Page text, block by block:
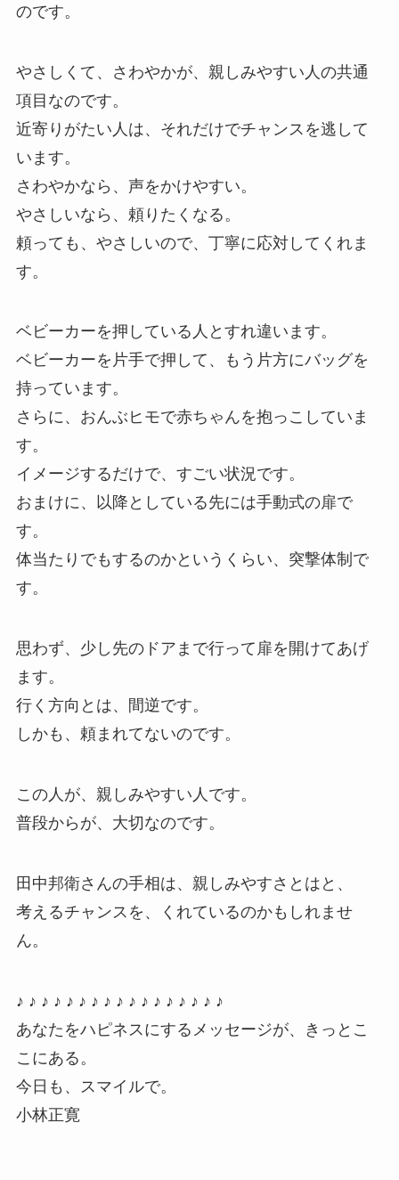
のです。
やさしくて、さわやかが、親しみやすい人の共通
項目なのです。
近寄りがたい人は、それだけでチャンスを逃して
います。
さわやかなら、声をかけやすい。
やさしいなら、頼りたくなる。
頼っても、やさしいので、丁寧に応対してくれま
す。
ベビーカーを押している人とすれ違います。
ベビーカーを片手で押して、もう片方にバッグを
持っています。
さらに、おんぶヒモで赤ちゃんを抱っこしていま
す。
イメージするだけで、すごい状況です。
おまけに、以降としている先には手動式の扉で
す。
体当たりでもするのかというくらい、突撃体制で
す。
思わず、少し先のドアまで行って扉を開けてあげ
ます。
行く方向とは、間逆です。
しかも、頼まれてないのです。
この人が、親しみやすい人です。
普段からが、大切なのです。
田中邦衛さんの手相は、親しみやすさとはと、
考えるチャンスを、くれているのかもしれませ
ん。
♪ ♪ ♪ ♪ ♪ ♪ ♪ ♪ ♪ ♪ ♪ ♪ ♪ ♪ ♪ ♪ ♪
あなたをハピネスにするメッセージが、きっとこ
こにある。
今日も、スマイルで。
小林正寛